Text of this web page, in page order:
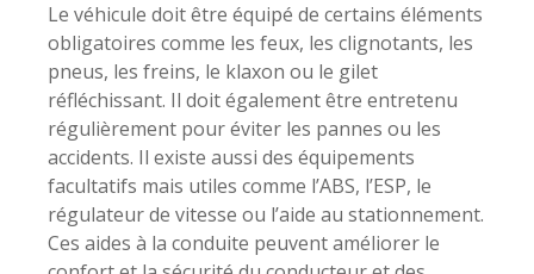
Le véhicule doit être équipé de certains éléments
obligatoires comme les feux, les clignotants, les
pneus, les freins, le klaxon ou le gilet
réfléchissant. Il doit également être entretenu
régulièrement pour éviter les pannes ou les
accidents. Il existe aussi des équipements
facultatifs mais utiles comme l’ABS, l’ESP, le
régulateur de vitesse ou l’aide au stationnement.
Ces aides à la conduite peuvent améliorer le